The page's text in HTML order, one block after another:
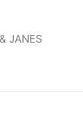
JANES